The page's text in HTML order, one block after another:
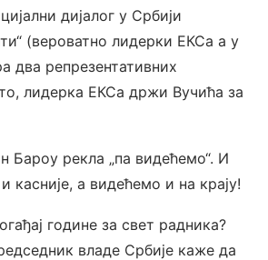
дијалог у Србији
(вероватно лидерки ЕКСа а у
два репрезентативних
лидерка ЕКСа држи Вучића за
Бароу рекла „па видећемо“. И
касније, а видећемо и на крају!
године за свет радника?
владе Србије каже да